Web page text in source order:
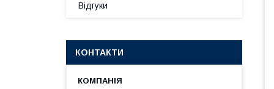
Відгуки
КОНТАКТИ